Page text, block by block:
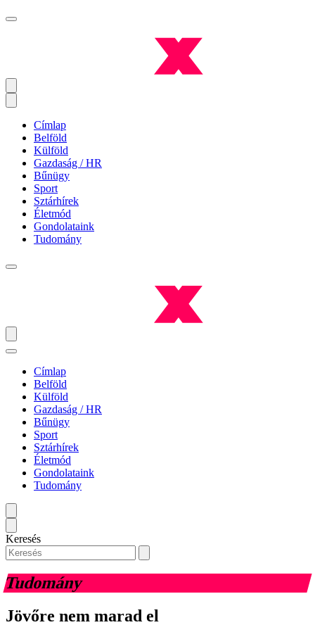
Címlap
Belföld
Külföld
Gazdaság / HR
Bűnügy
Sport
Sztárhírek
Életmód
Gondolataink
Tudomány
Címlap
Belföld
Külföld
Gazdaság / HR
Bűnügy
Sport
Sztárhírek
Életmód
Gondolataink
Tudomány
Keresés
Tudomány
Jövőre nem marad el